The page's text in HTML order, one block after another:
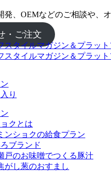
発、OEMなどのご相談や、
・ご注文
り
クとは
ンショクの給食プラン
ブランド
戸のお味噌でつくる豚汁
がし葱のおすまし